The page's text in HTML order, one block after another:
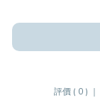
評價 ( 0 ) ｜